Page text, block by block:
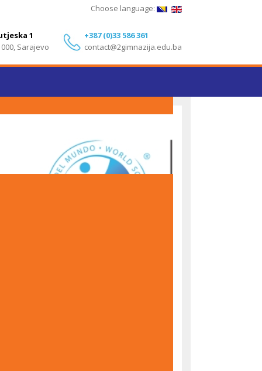
+387 (0)33 586 361
contact@2gimnazija.edu.ba
1
Sarajevo
Choose language: